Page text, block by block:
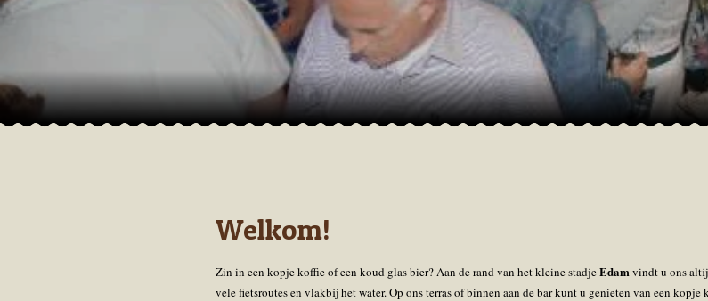
Welkom!
Zin in een kopje koffie of een koud glas bier? Aan de rand van het kleine stadjeEdamvindt u ons
vele fietsroutes en vlakbij het water. Op ons terras of binnen aan de bar kunt u genieten van een